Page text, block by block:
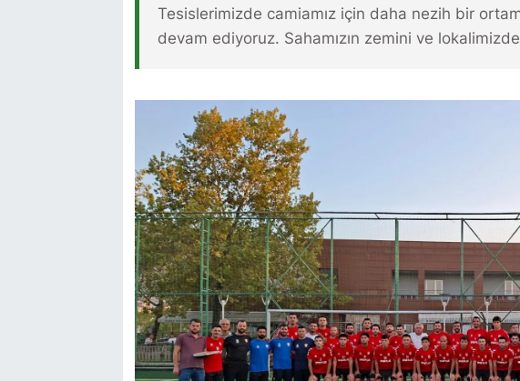
Tesislerimizde camiamız için daha nezih bir
devam ediyoruz. Sahamızın zemini ve